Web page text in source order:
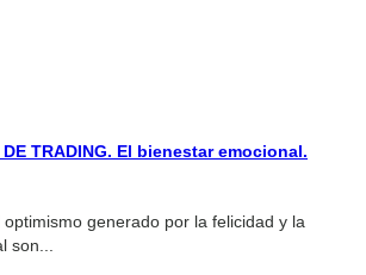
DE TRADING. El bienestar emocional.
generado por la felicidad y la
son...